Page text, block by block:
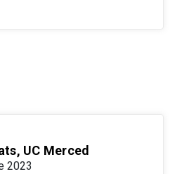
UC Merced
2023